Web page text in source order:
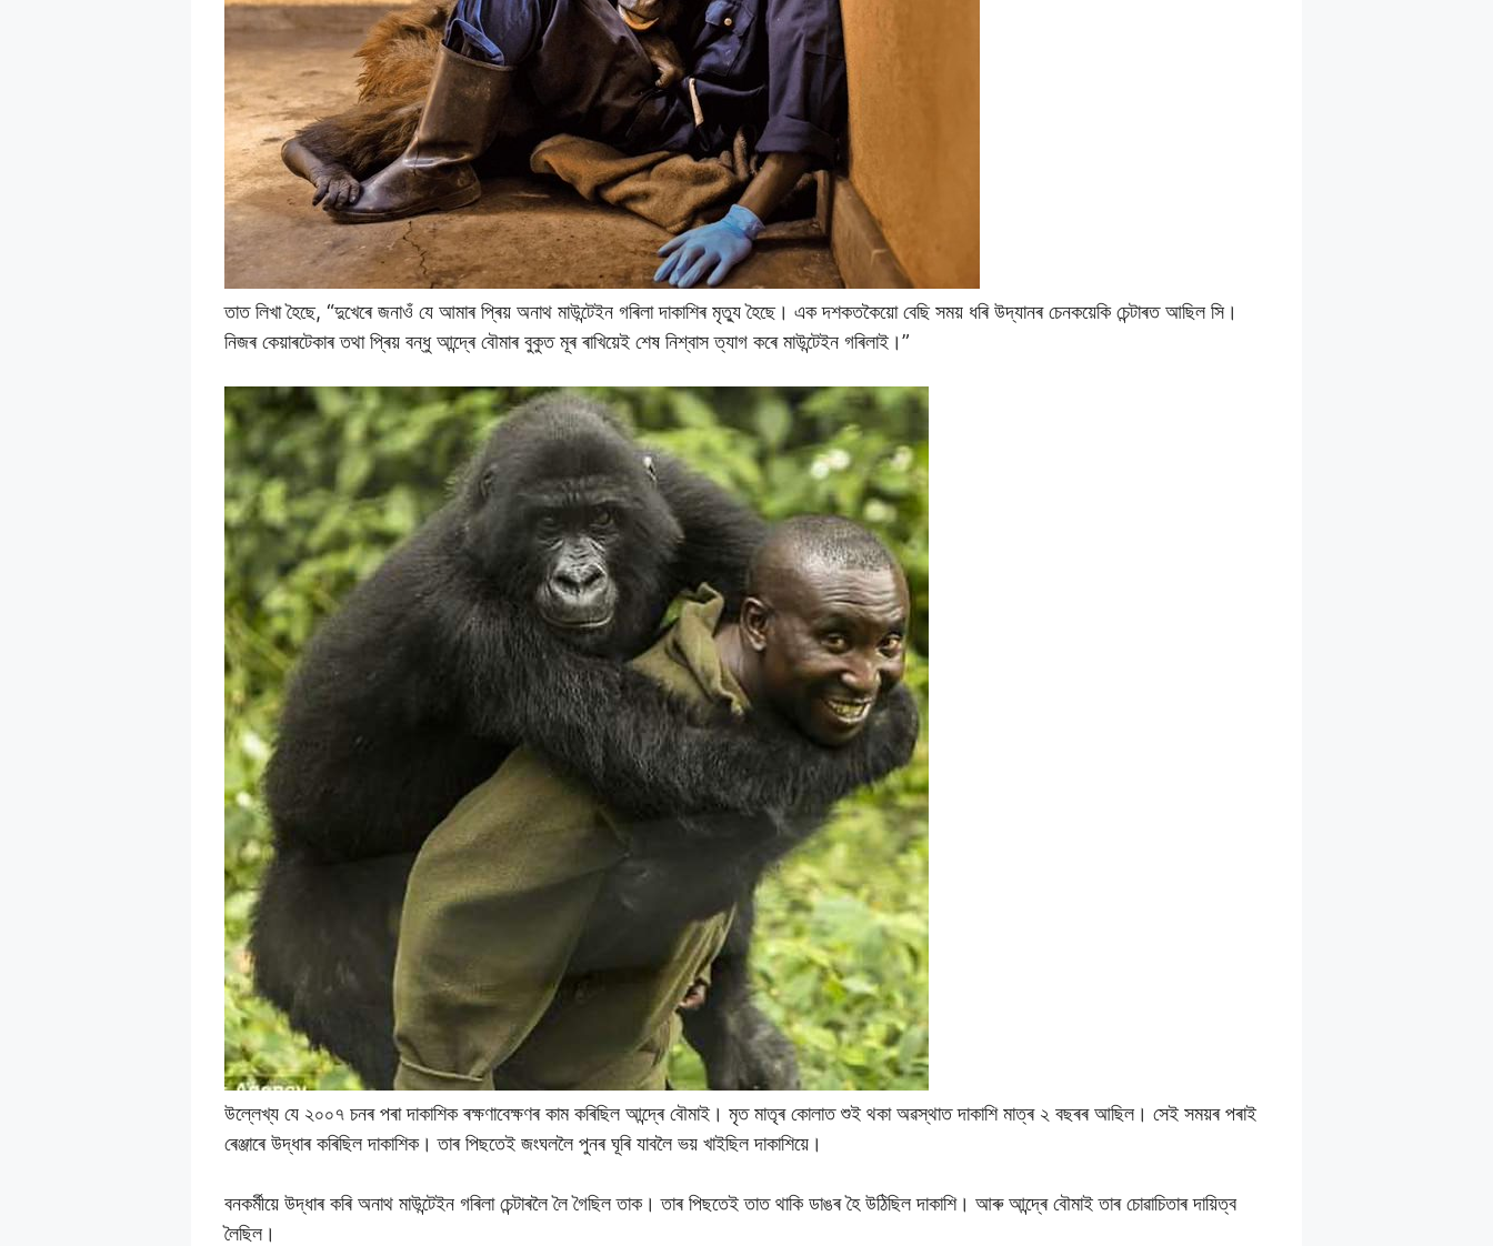
তাত লিখা হৈছে, “দুখেৰে জনাওঁ যে আমাৰ প্ৰিয় অনাথ মাউন্টেইন গৰিলা দাকাশিৰ মৃত্যু হৈছে। এক দশকতকৈয়ো বেছি সময় ধৰি উদ্যানৰ চেনকয়েকি চেন্টাৰত আছিল সি।
নিজৰ কেয়াৰটেকাৰ তথা প্ৰিয় বন্ধু আন্দ্ৰে বৌমাৰ বুকুত মূৰ ৰাখিয়েই শেষ নিশ্বাস ত্যাগ কৰে মাউন্টেইন গৰিলাই।”
উল্লেখ্য যে ২০০৭ চনৰ পৰা দাকাশিক ৰক্ষণাবেক্ষণৰ কাম কৰিছিল আন্দ্ৰে বৌমাই। মৃত মাতৃৰ কোলাত শুই থকা অৱস্থাত দাকাশি মাত্ৰ ২ বছৰৰ আছিল। সেই সময়ৰ পৰাই
ৰেঞ্জাৰে উদ্ধাৰ কৰিছিল দাকাশিক। তাৰ পিছতেই জংঘললৈ পুনৰ ঘূৰি যাবলৈ ভয় খাইছিল দাকাশিয়ে।
বনকৰ্মীয়ে উদ্ধাৰ কৰি অনাথ মাউন্টেইন গৰিলা চেন্টাৰলৈ লৈ গৈছিল তাক। তাৰ পিছতেই তাত থাকি ডাঙৰ হৈ উঠিছিল দাকাশি। আৰু আন্দ্ৰে বৌমাই তাৰ চোৱাচিতাৰ দায়িত্ব
লৈছিল।